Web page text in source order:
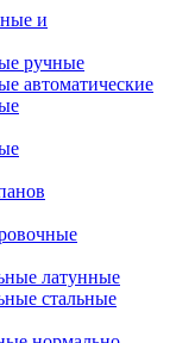
и
ручные
автоматические
латунные
стальные